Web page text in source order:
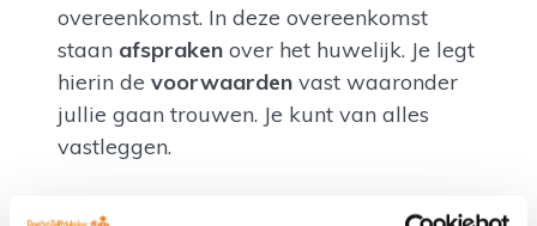
overeenkomst. In deze overeenkomst
staan afspraken over het huwelijk. Je legt
hierin de voorwaarden vast waaronder
jullie gaan trouwen. Je kunt van alles
vastleggen.
Zonder